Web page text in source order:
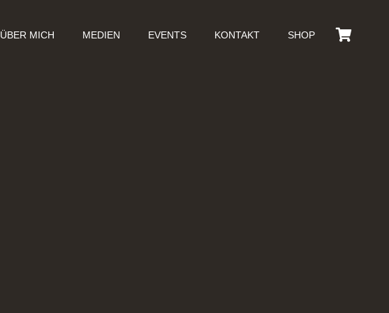
ÜBER MICH MEDIEN EVENTS KONTAKT SHOP